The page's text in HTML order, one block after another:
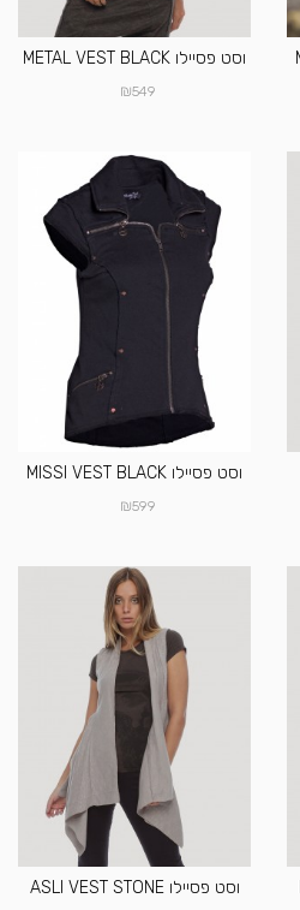
וסט פסיילו METAL VEST BLACK
₪549
וסט פסיילו MISSI VEST BLACK
₪599
וסט פסיילו ASLI VEST STONE